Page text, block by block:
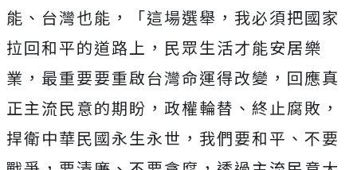
能、台灣也能，「這場選舉，我必須把國家
拉回和平的道路上，民眾生活才能安居樂
業，最重要要重啟台灣命運得改變，回應真
正主流民意的期盼，政權輪替、終止腐敗，
捍衛中華民國永生永世，我們要和平、不要